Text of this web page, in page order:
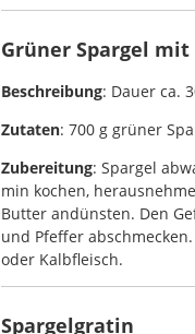
Grüner Spargel mit
Beschreibung: Dauer ca.
Zutaten: 700 g grüner
Zubereitung: Spargel
min kochen,
Butter andünsten. Den
und Pfeffer
oder Kalbfleisch.
Spargelgratin